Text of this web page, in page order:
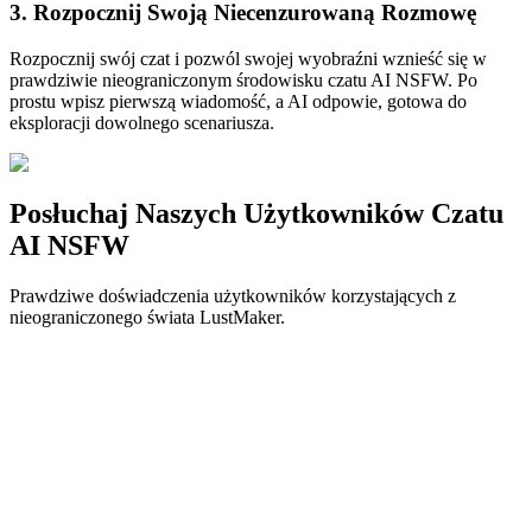
3. Rozpocznij Swoją Niecenzurowaną Rozmowę
Rozpocznij swój czat i pozwól swojej wyobraźni wznieść się w
prawdziwie nieograniczonym środowisku czatu AI NSFW. Po
prostu wpisz pierwszą wiadomość, a AI odpowie, gotowa do
eksploracji dowolnego scenariusza.
Posłuchaj Naszych Użytkowników Czatu
AI NSFW
Prawdziwe doświadczenia użytkowników korzystających z
nieograniczonego świata LustMaker.